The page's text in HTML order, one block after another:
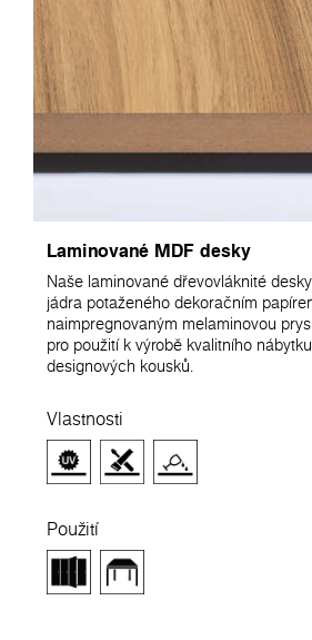
Laminované MDF desky
Naše laminované dřevovláknité
jádra potaženého dekoračním
naimpregnovaným melaminovou
pro použití k výrobě kvalitního
designových kousků.
Vlastnosti
Použití